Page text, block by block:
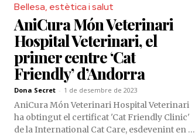
Bellesa, estètica i salut
AniCura Món Veterinari
Hospital Veterinari, el
primer centre ‘Cat
Friendly’ d’Andorra
Dona Secret - 1 de desembre de 2023
AniCura Món Veterinari Hospital Veterinari
ha obtingut el certificat 'Cat Friendly Clinic'
de la International Cat Care, esdevenint en el